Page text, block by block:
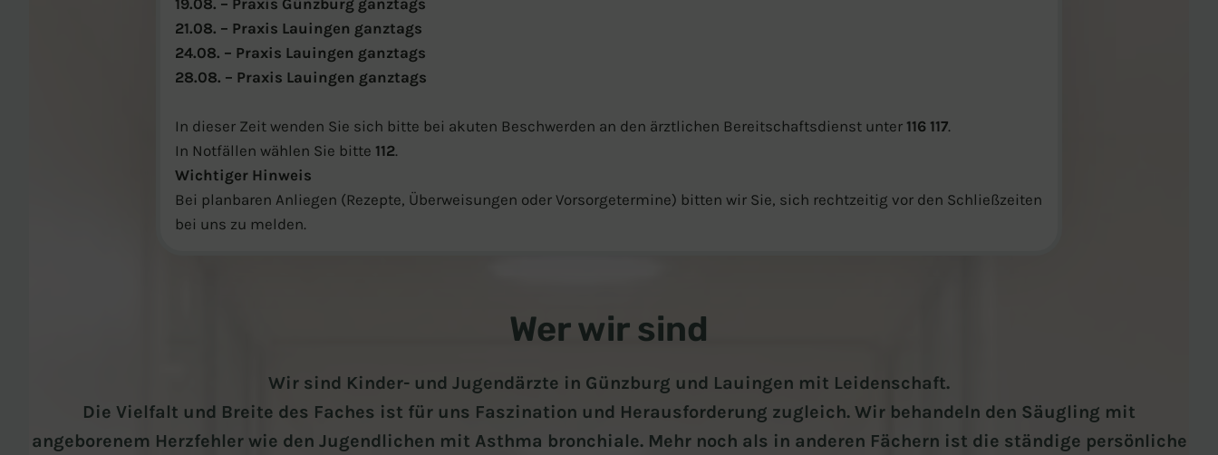
19.08. – Praxis Günzburg ganztags
21.08. – Praxis Lauingen ganztags
24.08. – Praxis Lauingen ganztags
28.08. – Praxis Lauingen ganztags
In dieser Zeit wenden Sie sich bitte bei akuten Beschwerden an den ärztlichen Bereitschaftsdienst unter 116 117.
In Notfällen wählen Sie bitte 112.
Wichtiger Hinweis
Bei planbaren Anliegen (Rezepte, Überweisungen oder Vorsorgetermine) bitten wir Sie, sich rechtzeitig vor den Schließzeiten
bei uns zu melden.
Wer wir sind
Wir sind Kinder- und Jugendärzte in Günzburg und Lauingen mit Leidenschaft.
Die Vielfalt und Breite des Faches ist für uns Faszination und Herausforderung zugleich. Wir behandeln den Säugling mit
angeborenem Herzfehler wie den Jugendlichen mit Asthma bronchiale. Mehr noch als in anderen Fächern ist die ständige persönliche